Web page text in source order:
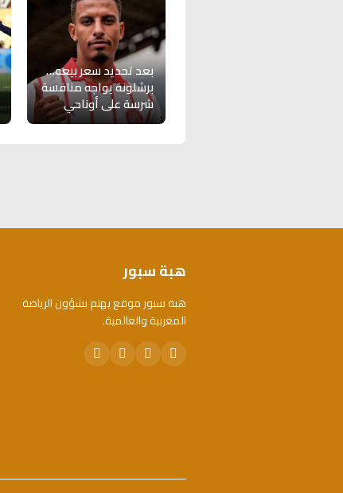
بعد تحديد سعر بيعه…
برشلونة يواجه منافسة
شرسة على أوناحي
هبة سبور
هبة سبور موقع يهتم بشؤون الرياضة
المغربية والعالمية.